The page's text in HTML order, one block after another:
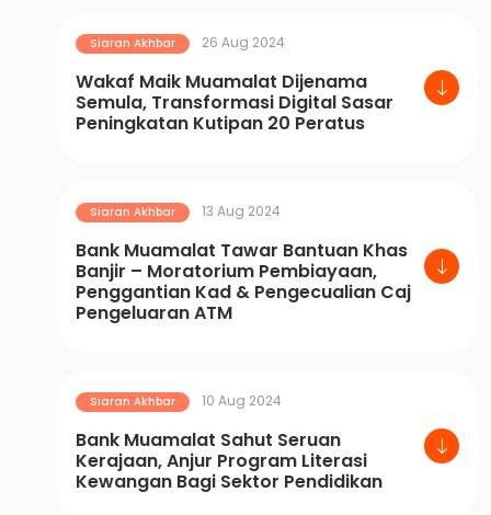
Siaran Akhbar 26 Aug 2024
Wakaf Maik Muamalat Dijenama
Semula, Transformasi Digital Sasar
Peningkatan Kutipan 20 Peratus
Siaran Akhbar 13 Aug 2024
Bank Muamalat Tawar Bantuan Khas
Banjir – Moratorium Pembiayaan,
Penggantian Kad & Pengecualian Caj
Pengeluaran ATM
Siaran Akhbar 10 Aug 2024
Bank Muamalat Sahut Seruan
Kerajaan, Anjur Program Literasi
Kewangan Bagi Sektor Pendidikan